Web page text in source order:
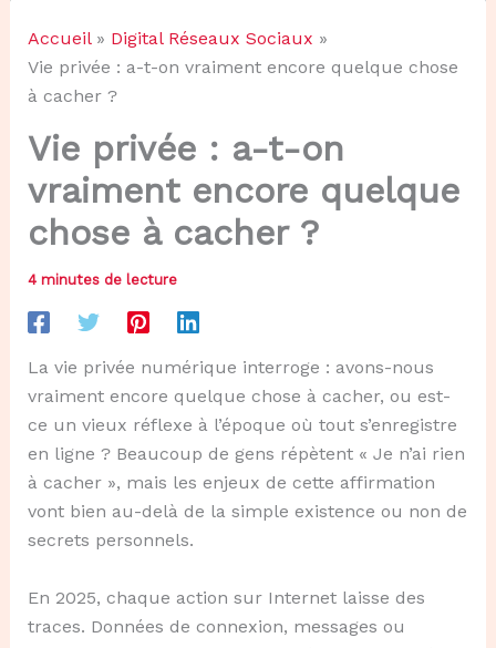
Accueil
Digital Réseaux Sociaux
Vie privée : a-t-on vraiment encore quelque chose
à cacher ?
Vie privée : a-t-on
vraiment encore quelque
chose à cacher ?
4 minutes de lecture
La vie privée numérique interroge : avons-nous
vraiment encore quelque chose à cacher, ou est-
ce un vieux réflexe à l’époque où tout s’enregistre
en ligne ? Beaucoup de gens répètent « Je n’ai rien
à cacher », mais les enjeux de cette affirmation
vont bien au-delà de la simple existence ou non de
secrets personnels.
En 2025, chaque action sur Internet laisse des
traces. Données de connexion, messages ou